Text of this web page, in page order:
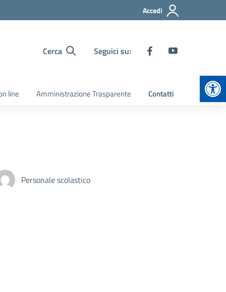
Accedi
Cerca Seguici su:
line Amministrazione Trasparente Contatti
Personale scolastico